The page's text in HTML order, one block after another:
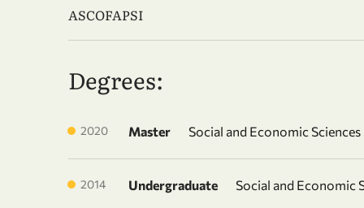
ASCOFAPSI
Degrees:
2020 Master Social and Economic Sciences
2014 Undergraduate Social and Economic